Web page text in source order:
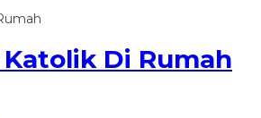
Di Rumah